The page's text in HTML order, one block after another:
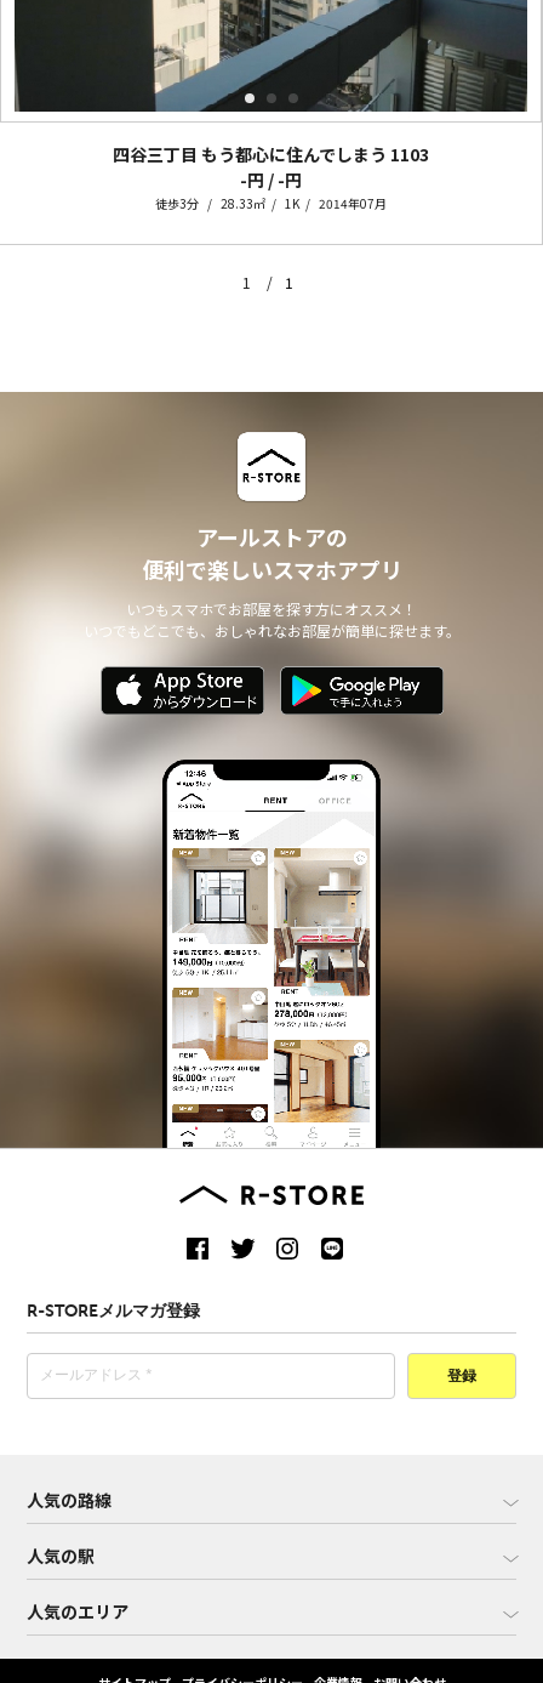
四谷三丁目 もう都心に住んでしまう 1103
-円 / -円
徒歩3分 28.33㎡ 1K 2014年07月
1 1
アールストアの
便利で楽しいスマホアプリ
いつもスマホでお部屋を探す方にオススメ！
いつでもどこでも、おしゃれなお部屋が簡単に探せます。
R-STOREメルマガ登録
登録
人気の路線
人気の駅
人気のエリア